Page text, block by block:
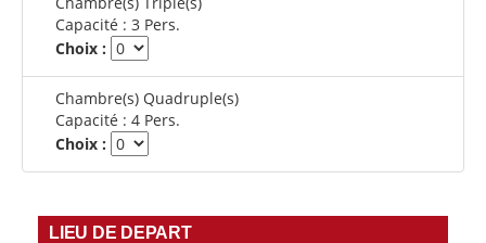
Capacité : 3 Pers.
Choix :
Chambre(s) Quadruple(s)
Capacité : 4 Pers.
Choix :
LIEU DE DEPART